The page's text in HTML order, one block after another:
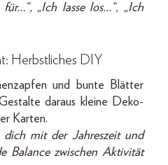
„Ich lasse los…“, „Ich
Herbstliches DIY
und bunte Blätter
daraus kleine Deko-
Karten.
dich mit der Jahreszeit und
Balance zwischen Aktivität